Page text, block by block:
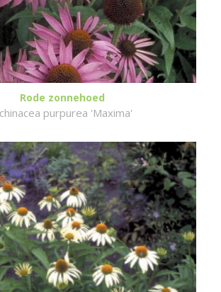
Rode zonnehoed
purpurea 'Maxima'